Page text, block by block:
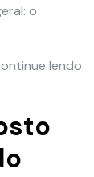
o
lendo